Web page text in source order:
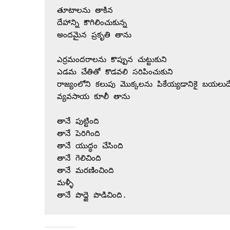
తూటాలను తాకిన
దేహాన్ని కౌగిలించుకున్న
అందమైన ప్రకృతి తాను
ఎర్రమందరాలను కొప్పున చుట్టుకుని
ఎడమ చేతితో కొడవలి సరిపించుకుని
రాజ్యంలోని కలుపు మొక్కలను పికేయ్యడానికై
వ్యవసాయ కూలీ తాను
తానే పుట్టింది
తానే పెరిగింది
తానే యుద్ధం చేసింది
తానే గెలిచింది
తానే మరణించింది
మళ్ళీ
తానే పొద్దై పొడిచింది.